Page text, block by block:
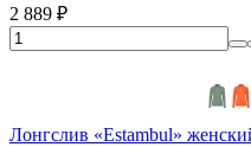
2 889 ₽
Лонгслив «Estambul»